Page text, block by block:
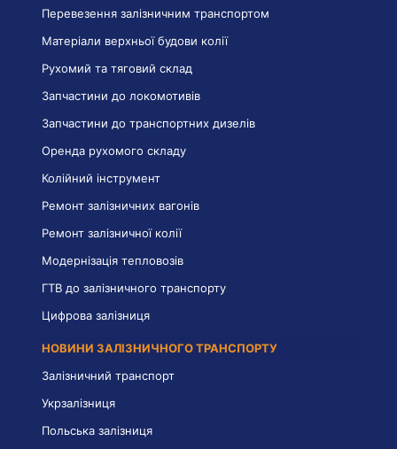
Перевезення залізничним транспортом
Матеріали верхньої будови колії
Рухомий та тяговий склад
Запчастини до локомотивів
Запчастини до транспортних дизелів
Оренда рухомого складу
Колійний інструмент
Ремонт залізничних вагонів
Ремонт залізничної колії
Модернізація тепловозів
ГТВ до залізничного транспорту
Цифрова залізниця
НОВИНИ ЗАЛІЗНИЧНОГО ТРАНСПОРТУ
Залізничний транспорт
Укрзалізниця
Польська залізниця